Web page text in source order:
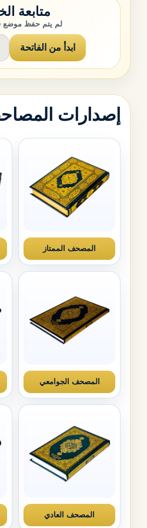
متابعة
لم يتم حفظ موضع
ابدأ من الفاتحة
إصدارات
المصحف الممتاز
المصحف الجوامعي
المصحف العادي